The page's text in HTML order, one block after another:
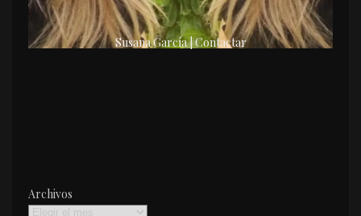
Susana García | Contactar
Archivos